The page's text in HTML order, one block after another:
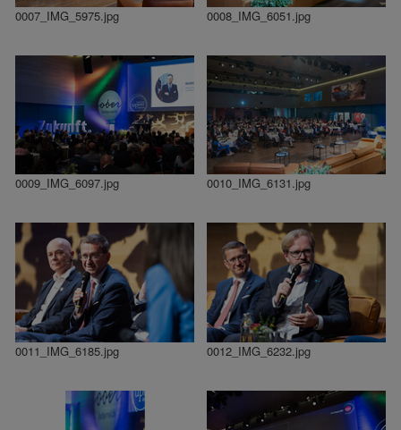
0007_IMG_5975.jpg 0008_IMG_6051.jpg
0009_IMG_6097.jpg 0010_IMG_6131.jpg
0011_IMG_6185.jpg 0012_IMG_6232.jpg